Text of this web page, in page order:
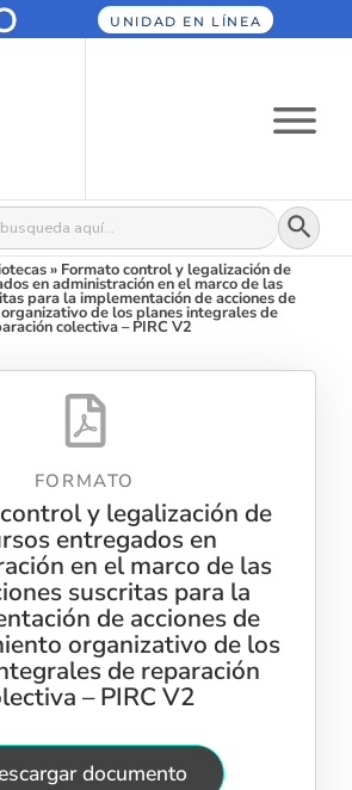
UNIDAD EN LÍNEA
Botón
» Formato control y legalización de
en administración en el marco de las
para la implementación de acciones de
de los planes integrales de
colectiva – PIRC V2
FORMATO
y legalización de
entregados en
en el marco de las
suscritas para la
de acciones de
organizativo de los
de reparación
– PIRC V2
documento